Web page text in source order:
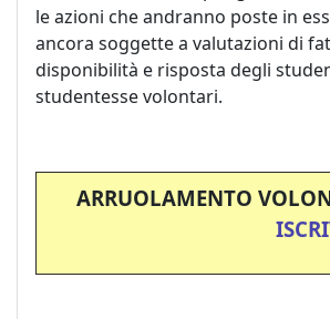
le azioni che andranno poste in
ancora soggette a valutazioni di
disponibilità e risposta degli
studentesse volontari.
ARRUOLAMENTO